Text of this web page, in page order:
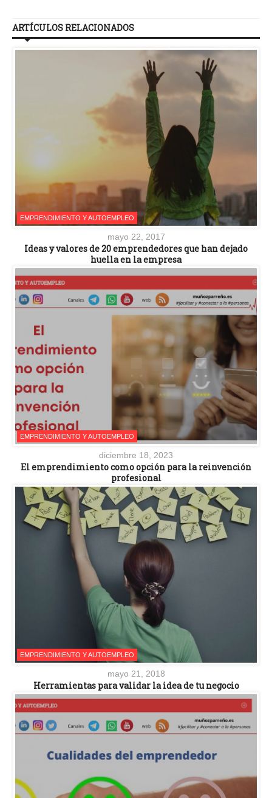
ARTÍCULOS RELACIONADOS
EMPRENDIMIENTO Y AUTOEMPLEO
mayo 22, 2017
Ideas y valores de 20 emprendedores que han dejado
huella en la empresa
EMPRENDIMIENTO Y AUTOEMPLEO
diciembre 18, 2023
El emprendimiento como opción para la reinvención
profesional
EMPRENDIMIENTO Y AUTOEMPLEO
mayo 21, 2018
Herramientas para validar la idea de tu negocio